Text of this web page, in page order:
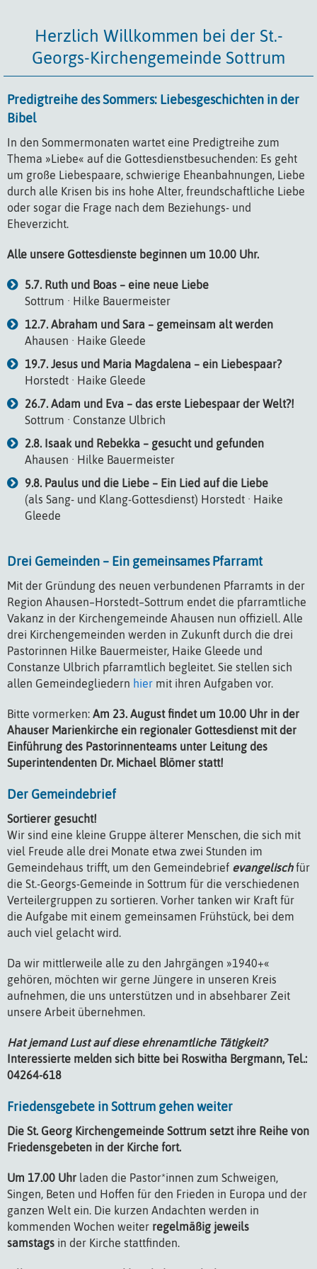
Herzlich Willkommen bei der St.-
Georgs-Kirchengemeinde Sottrum
Predigtreihe des Sommers: Liebesgeschichten in der
Bibel
In den Sommermonaten wartet eine Predigtreihe zum
Thema »Liebe« auf die Gottesdienstbesuchenden: Es geht
um große Liebespaare, schwierige Eheanbahnungen, Liebe
durch alle Krisen bis ins hohe Alter, freundschaftliche Liebe
oder sogar die Frage nach dem Beziehungs- und
Eheverzicht.
Alle unsere Gottesdienste beginnen um 10.00 Uhr.
5.7. Ruth und Boas – eine neue Liebe
Sottrum · Hilke Bauermeister
12.7. Abraham und Sara – gemeinsam alt werden
Ahausen · Haike Gleede
19.7. Jesus und Maria Magdalena – ein Liebespaar?
Horstedt · Haike Gleede
26.7. Adam und Eva – das erste Liebespaar der Welt?!
Sottrum · Constanze Ulbrich
2.8. Isaak und Rebekka – gesucht und gefunden
Ahausen · Hilke Bauermeister
9.8. Paulus und die Liebe – Ein Lied auf die Liebe
(als Sang- und Klang-Gottesdienst) Horstedt · Haike
Gleede
Drei Gemeinden – Ein gemeinsames Pfarramt
Mit der Gründung des neuen verbundenen Pfarramts in der
Region Ahausen–Horstedt–Sottrum endet die pfarramtliche
Vakanz in der Kirchengemeinde Ahausen nun offiziell. Alle
drei Kirchengemeinden werden in Zukunft durch die drei
Pastorinnen Hilke Bauermeister, Haike Gleede und
Constanze Ulbrich pfarramtlich begleitet. Sie stellen sich
allen Gemeindegliedern hier mit ihren Aufgaben vor.
Bitte vormerken: Am 23. August findet um 10.00 Uhr in der
Ahauser Marienkirche ein regionaler Gottesdienst mit der
Einführung des Pastorinnenteams unter Leitung des
Superintendenten Dr. Michael Blömer statt!
Der Gemeindebrief
Sortierer gesucht!
Wir sind eine kleine Gruppe älterer Menschen, die sich mit
viel Freude alle drei Monate etwa zwei Stunden im
Gemeindehaus trifft, um den Gemeindebrief evangelischfür
die St.-Georgs-Gemeinde in Sottrum für die verschiedenen
Verteilergruppen zu sortieren. Vorher tanken wir Kraft für
die Aufgabe mit einem gemeinsamen Frühstück, bei dem
auch viel gelacht wird.
Da wir mittlerweile alle zu den Jahrgängen »1940+«
gehören, möchten wir gerne Jüngere in unseren Kreis
aufnehmen, die uns unterstützen und in absehbarer Zeit
unsere Arbeit übernehmen.
Hat jemand Lust auf diese ehrenamtliche Tätigkeit?
Interessierte melden sich bitte bei Roswitha Bergmann, Tel.:
04264-618
Friedensgebete in Sottrum gehen weiter
Die St. Georg Kirchengemeinde Sottrum setzt ihre Reihe von
Friedensgebeten in der Kirche fort.
Um 17.00 Uhr laden die Pastor*innen zum Schweigen,
Singen, Beten und Hoffen für den Frieden in Europa und der
ganzen Welt ein. Die kurzen Andachten werden in
kommenden Wochen weiter regelmäßig jeweils
samstags in der Kirche stattfinden.